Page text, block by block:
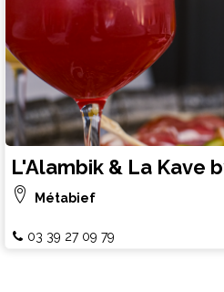
L'Alambik & La Kave
Métabief
03 39 27 09 79